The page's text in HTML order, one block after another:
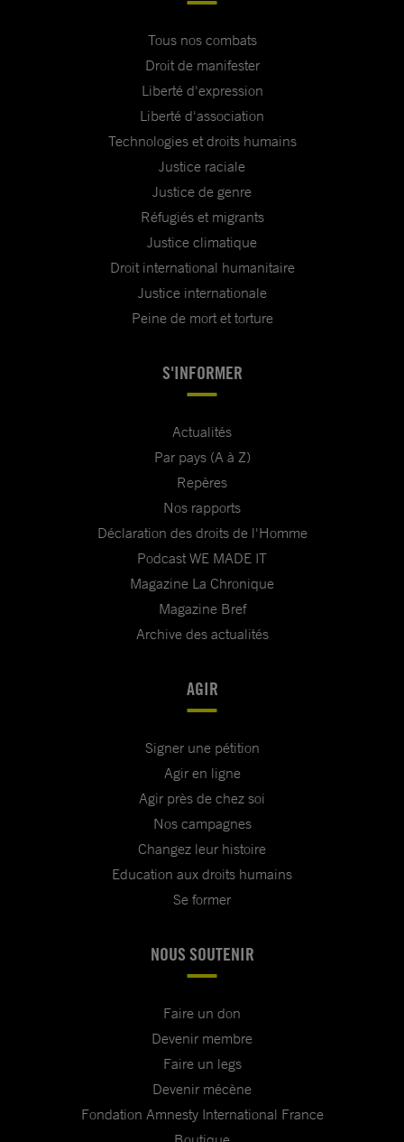
Tous nos combats
Droit de manifester
Liberté d'expression
Liberté d'association
Technologies et droits humains
Justice raciale
Justice de genre
Réfugiés et migrants
Justice climatique
Droit international humanitaire
Justice internationale
Peine de mort et torture
S'INFORMER
Actualités
Par pays (A à Z)
Repères
Nos rapports
Déclaration des droits de l'Homme
Podcast WE MADE IT
Magazine La Chronique
Magazine Bref
Archive des actualités
AGIR
Signer une pétition
Agir en ligne
Agir près de chez soi
Nos campagnes
Changez leur histoire
Education aux droits humains
Se former
NOUS SOUTENIR
Faire un don
Devenir membre
Faire un legs
Devenir mécène
Fondation Amnesty International France